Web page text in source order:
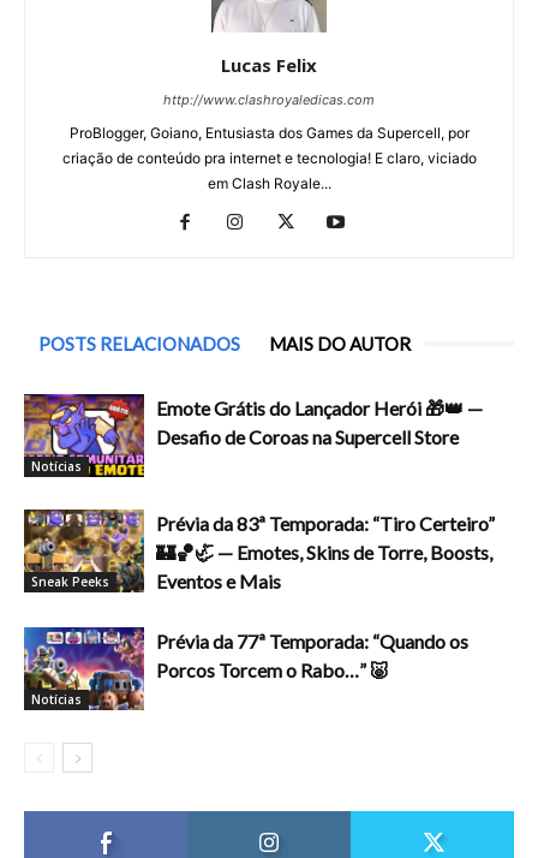
Lucas Felix
http://www.clashroyaledicas.com
ProBlogger, Goiano, Entusiasta dos Games da Supercell, por
criação de conteúdo pra internet e tecnologia! E claro, viciado
em Clash Royale...
POSTS RELACIONADOS MAIS DO AUTOR
Notícias
Emote Grátis do Lançador Herói 🎁👑 —
Desafio de Coroas na Supercell Store
Sneak Peeks
Prévia da 83ª Temporada: “Tiro Certeiro”
🏰🏀🦏 — Emotes, Skins de Torre, Boosts,
Eventos e Mais
Notícias
Prévia da 77ª Temporada: “Quando os
Porcos Torcem o Rabo…” 🐷